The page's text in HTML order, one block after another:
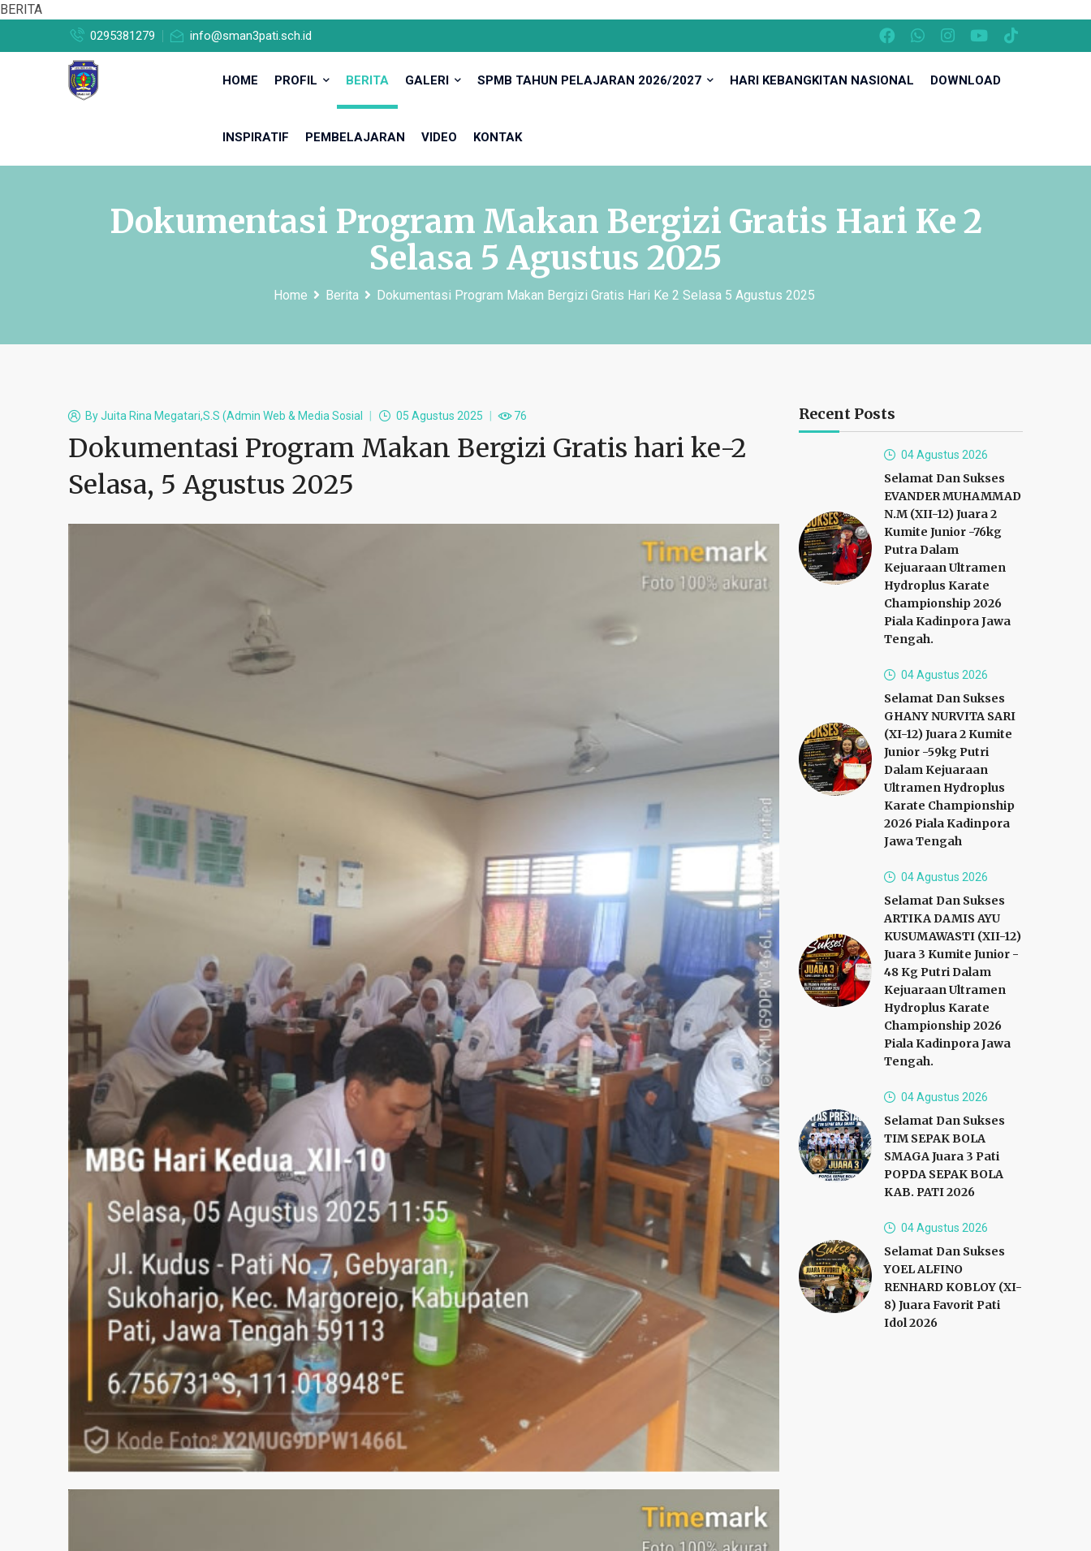
BERITA
0295381279 info@sman3pati.sch.id
HOME PROFIL BERITA GALERI SPMB TAHUN PELAJARAN 2026/2027 HARI KEBANGKITAN NASIONAL DOWNLOAD
INSPIRATIF PEMBELAJARAN VIDEO KONTAK
Dokumentasi Program Makan Bergizi Gratis Hari Ke 2
Selasa 5 Agustus 2025
Home Berita Dokumentasi Program Makan Bergizi Gratis Hari Ke 2 Selasa 5 Agustus 2025
ByJuita Rina Megatari,S.S (admin Web & Media Sosial 05 Agustus 2025 76
Dokumentasi Program Makan Bergizi Gratis hari ke-2
Selasa, 5 Agustus 2025
Recent Posts
04 Agustus 2026
Selamat Dan Sukses
EVANDER MUHAMMAD
N.M (XII-12) Juara 2
Kumite Junior -76kg
Putra Dalam
Kejuaraan Ultramen
Hydroplus Karate
Championship 2026
Piala Kadinpora Jawa
Tengah.
04 Agustus 2026
Selamat Dan Sukses
GHANY NURVITA SARI
(XI-12) Juara 2 Kumite
Junior -59kg Putri
Dalam Kejuaraan
Ultramen Hydroplus
Karate Championship
2026 Piala Kadinpora
Jawa Tengah
04 Agustus 2026
Selamat Dan Sukses
ARTIKA DAMIS AYU
KUSUMAWASTI (XII-12)
Juara 3 Kumite Junior -
48 Kg Putri Dalam
Kejuaraan Ultramen
Hydroplus Karate
Championship 2026
Piala Kadinpora Jawa
Tengah.
04 Agustus 2026
Selamat Dan Sukses
TIM SEPAK BOLA
SMAGA Juara 3 Pati
POPDA SEPAK BOLA
KAB. PATI 2026
04 Agustus 2026
Selamat Dan Sukses
YOEL ALFINO
RENHARD KOBLOY (XI-
8) Juara Favorit Pati
Idol 2026